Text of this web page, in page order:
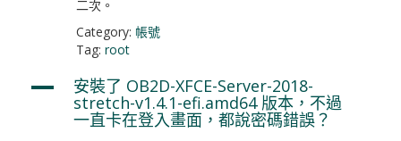
二次。
Category: 帳號
Tag: root
A 安裝了 OB2D-XFCE-Server-2018-
stretch-v1.4.1-efi.amd64 版本，不過
一直卡在登入畫面，都說密碼錯誤？